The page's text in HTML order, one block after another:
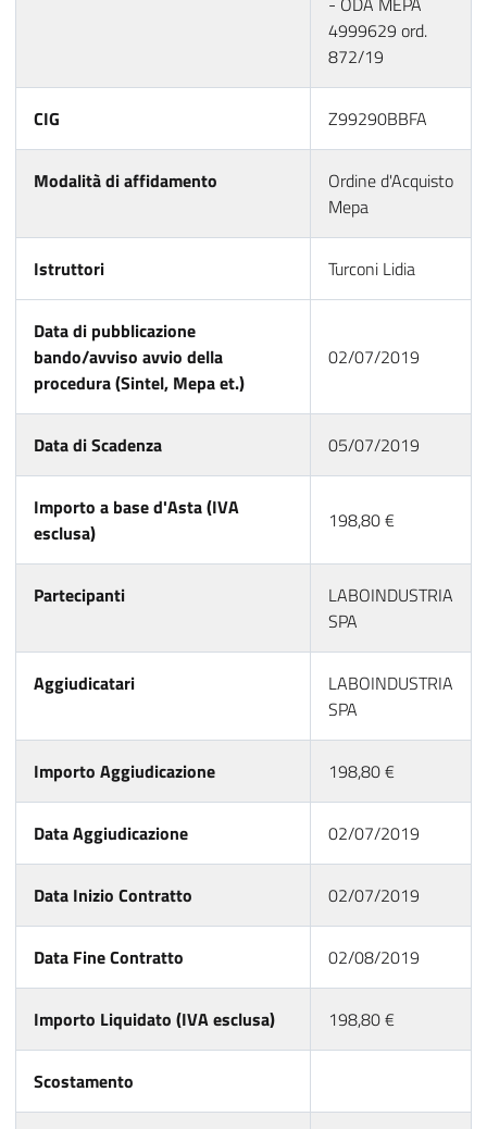
4999629 ord.
872/19
CIG Z99290BBFA
Modalità di affidamento
Ordine d'Acquisto
Mepa
Istruttori Turconi Lidia
Data di pubblicazione
bando/avviso avvio della
procedura (Sintel, Mepa et.)
02/07/2019
Data di Scadenza 05/07/2019
Importo a base d'Asta (IVA
esclusa)
198,80 €
Partecipanti
LABOINDUSTRIA
SPA
Aggiudicatari
LABOINDUSTRIA
SPA
Importo Aggiudicazione 198,80 €
Data Aggiudicazione 02/07/2019
Data Inizio Contratto 02/07/2019
Data Fine Contratto 02/08/2019
Importo Liquidato (IVA esclusa) 198,80 €
Scostamento